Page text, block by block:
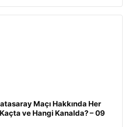
Maçı Hakkında Her
ve Hangi Kanalda? – 09